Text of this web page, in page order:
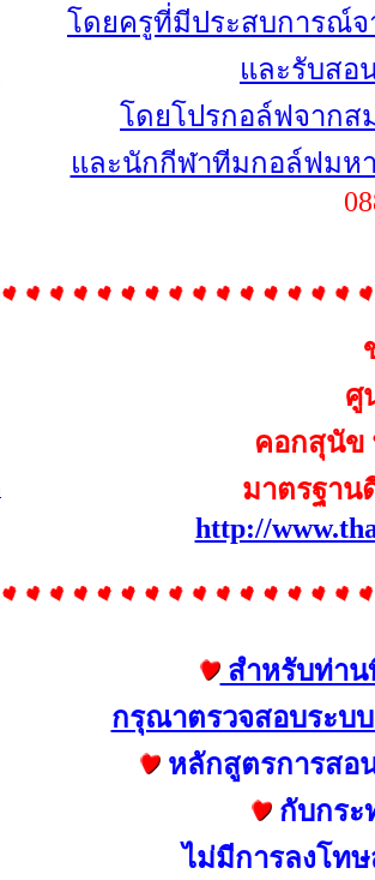
โดยครูที่มีประสบการณ์จ
และรับสอ
โดยโปรกอล์ฟจาก
และนักกีฬาทีมกอล์ฟมห
ศู
คอกสุนัข
มาตรฐาน
http://
สำหรับท่าน
กรุณาตรวจสอบระบ
หลักสูตรการสอ
กับกระ
ไม่มีการลงโท